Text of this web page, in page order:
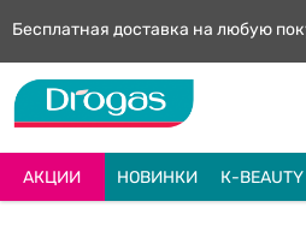
Бесплатная доставка на любую
АКЦИИ НОВИНКИ К-BEAUTY